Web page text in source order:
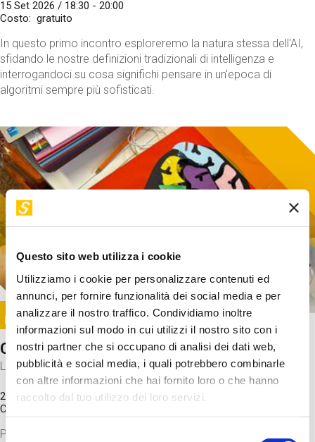
Questo sito web utilizza i cookie
Utilizziamo i cookie per personalizzare contenuti ed
annunci, per fornire funzionalità dei social media e per
analizzare il nostro traffico. Condividiamo inoltre
informazioni sul modo in cui utilizzi il nostro sito con i
nostri partner che si occupano di analisi dei dati web,
pubblicità e social media, i quali potrebbero combinarle
con altre informazioni che hai fornito loro o che hanno
raccolto dal tuo utilizzo dei loro servizi.
Selezione
15 Set 2026 / 18:30 - 20:00
Costo
gratuito
In questo primo incontro esploreremo la natura stessa dell'AI,
sfidando le nostre definizioni tradizionali di intelligenza e
interrogandoci su cosa significhi pensare in un'epoca di
algoritmi sempre più sofisticati.
Image
SUNDAY@STEP
Come funziona il cervello?
Laboratorio
20 Set 2026 / 11:15 - 13:00
Costo
Proveremo a costruire un cervello in cartoncino cercando di